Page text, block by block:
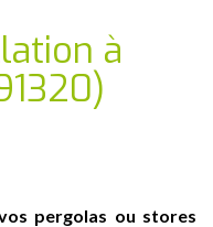
à
pergolas ou stores